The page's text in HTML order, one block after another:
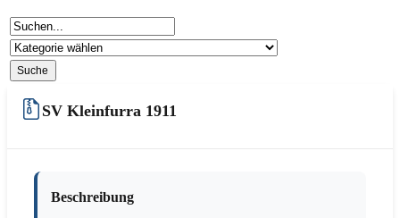
SV Kleinfurra 1911
Beschreibung